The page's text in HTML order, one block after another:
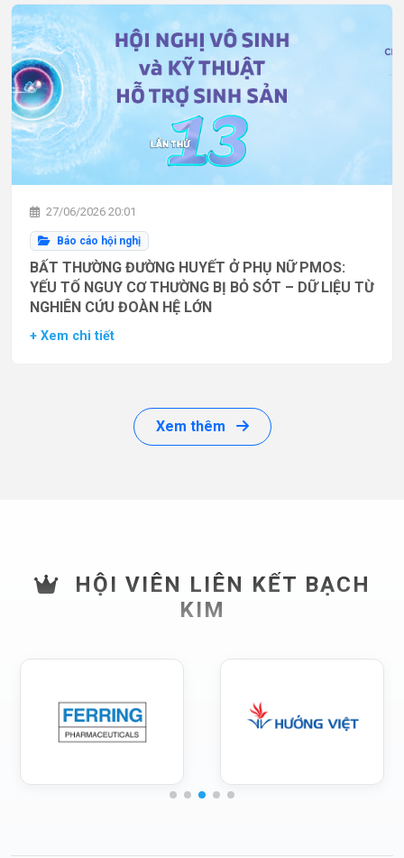
27/06/2026 20:01
Báo cáo hội nghị
BẤT THƯỜNG ĐƯỜNG HUYẾT Ở PHỤ NỮ PMOS:
YẾU TỐ NGUY CƠ THƯỜNG BỊ BỎ SÓT – DỮ LIỆU TỪ
NGHIÊN CỨU ĐOÀN HỆ LỚN
+ Xem chi tiết
Xem thêm
HỘI VIÊN LIÊN KẾT BẠCH
KIM